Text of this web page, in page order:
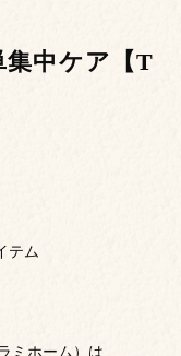
中ケア【T
テム
ミホーム）は